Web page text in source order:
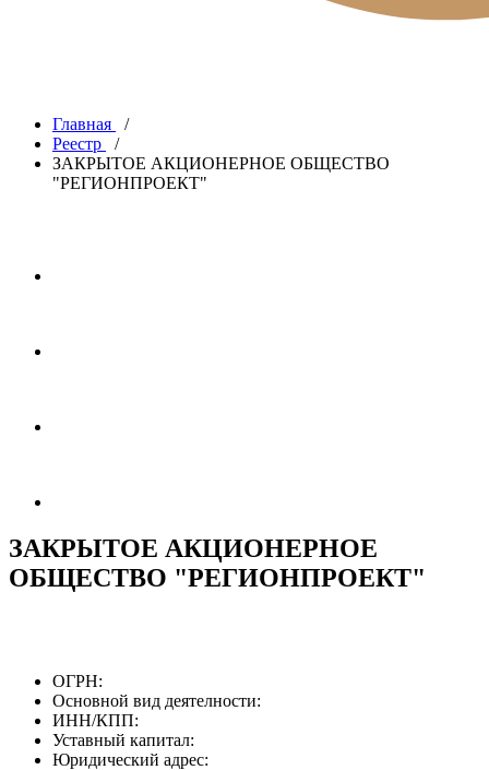
Главная
/
Реестр
/
ЗАКРЫТОЕ АКЦИОНЕРНОЕ ОБЩЕСТВО
"РЕГИОНПРОЕКТ"
ЗАКРЫТОЕ АКЦИОНЕРНОЕ
ОБЩЕСТВО "РЕГИОНПРОЕКТ"
ОГРН:
Основной вид деятелности:
ИНН/КПП:
Уставный капитал:
Юридический адрес: